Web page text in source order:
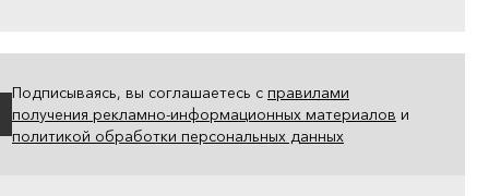
Подписываясь, вы соглашаетесь с правилами
получения рекламно-информационных материалов и
политикой обработки персональных данных